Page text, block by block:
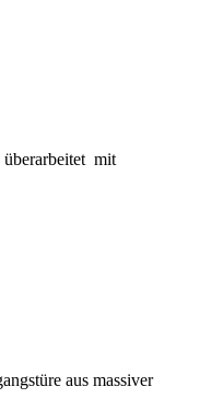
überarbeitet mit
aus massiver